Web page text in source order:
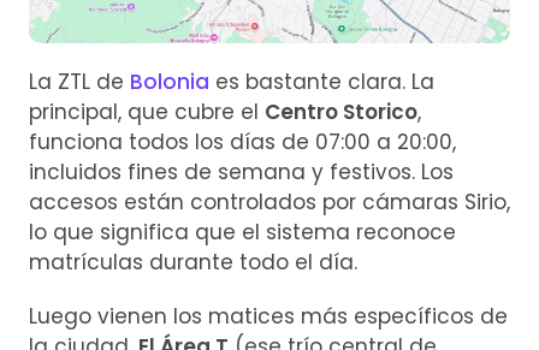
La ZTL de Bolonia es bastante clara. La
principal, que cubre el Centro Storico,
funciona todos los días de 07:00 a 20:00,
incluidos fines de semana y festivos. Los
accesos están controlados por cámaras Sirio,
lo que significa que el sistema reconoce
matrículas durante todo el día.
Luego vienen los matices más específicos de